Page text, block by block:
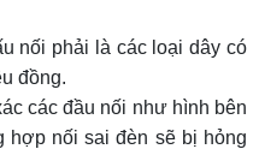
nối phải là các loại dây có
đồng.
các đầu nối như hình bên
hợp nối sai đèn sẽ bị hỏng